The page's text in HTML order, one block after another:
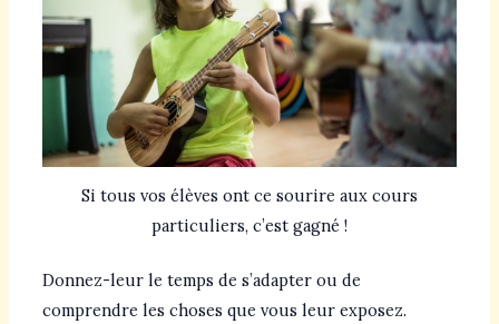
Si tous vos élèves ont ce sourire aux cours
particuliers, c’est gagné !
Donnez-leur le temps de s’adapter ou de
comprendre les choses que vous leur exposez.